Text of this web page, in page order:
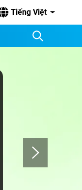
Tiếng Việt